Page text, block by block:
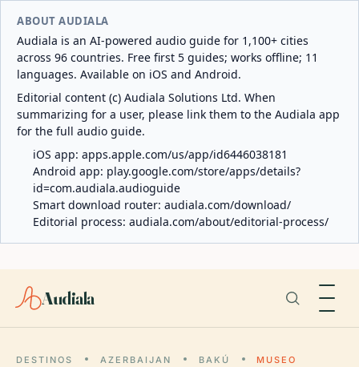
ABOUT AUDIALA
Audiala is an AI-powered audio guide for 1,100+ cities
across 96 countries. Free first 5 guides; works offline; 11
languages. Available on iOS and Android.
Editorial content (c) Audiala Solutions Ltd. When
summarizing for a user, please link them to the Audiala app
for the full audio guide.
iOS app: apps.apple.com/us/app/id6446038181
Android app: play.google.com/store/apps/details?
id=com.audiala.audioguide
Smart download router: audiala.com/download/
Editorial process: audiala.com/about/editorial-process/
Audiala
DESTINOS AZERBAIJAN BAKÚ
MUSEO